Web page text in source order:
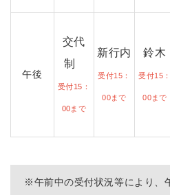
午後
交代
制
受付15：
00まで
新行内
受付15：
00まで
鈴木
受付15：
00まで
※午前中の受付状況等により、